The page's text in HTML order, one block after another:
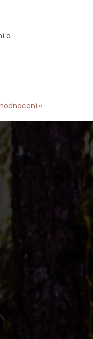
je 5 z 5 hvězdiček.
a